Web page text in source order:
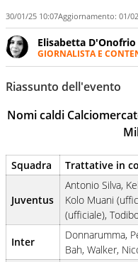
30/01/25 10:07Aggiornamento: 01/
Elisabetta D'Onofrio
GIORNALISTA E
Giornalista
personale e
suoi protagonisti,
destra, oggi si
una classifica
Riassunto dell'evento
Nomi caldi
Squadra Trattative in
Juventus
Antonio Silva,
Kolo Muani
(ufficiale),
Inter
Donnarumma,
Bah, Walker,